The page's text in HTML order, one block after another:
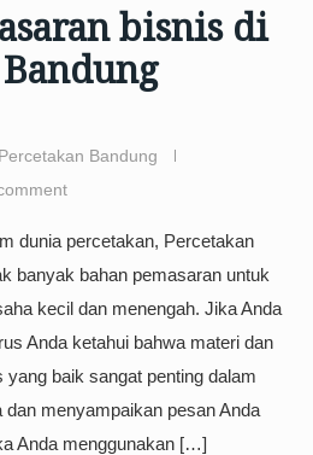
bisnis di
Percetakan Bandung
dunia percetakan, Percetakan
banyak bahan pemasaran untuk
kecil dan menengah. Jika Anda
Anda ketahui bahwa materi dan
yang baik sangat penting dalam
menyampaikan pesan Anda
Anda menggunakan […]